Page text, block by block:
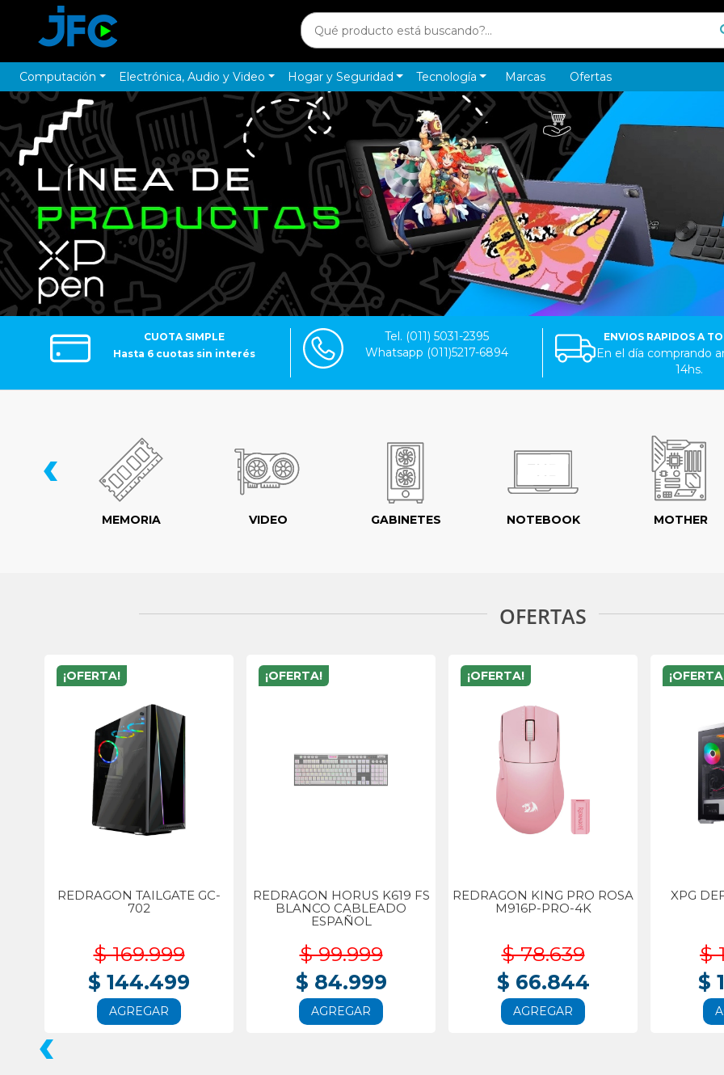
Computación Electrónica, Audio y Video Hogar y Seguridad Tecnología Marcas Ofertas
CUOTA SIMPLE
Hasta 6 cuotas sin interés
Tel. (011) 5031-2395
Whatsapp (011)5217-6894
ENVIOS RAPIDOS A
En el día comprando
14hs.
MEMORIA VIDEO GABINETES NOTEBOOK MOTHER
‹
OFERTAS
¡OFERTA!
REDRAGON TAILGATE GC-
702
$ 169.999
$ 144.499
AGREGAR
¡OFERTA!
REDRAGON HORUS K619 FS
BLANCO CABLEADO
ESPAÑOL
$ 99.999
$ 84.999
AGREGAR
¡OFERTA!
REDRAGON KING PRO ROSA
M916P-PRO-4K
$ 78.639
$ 66.844
AGREGAR
XPG
$
$
‹